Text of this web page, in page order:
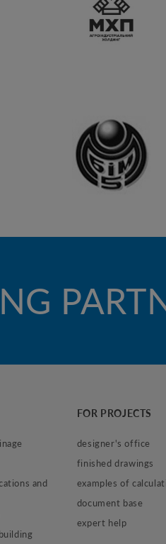
and
FOR PROJECTS
designer's office
finished drawings
examples of
document base
expert help